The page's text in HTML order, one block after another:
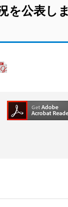
を公表しま